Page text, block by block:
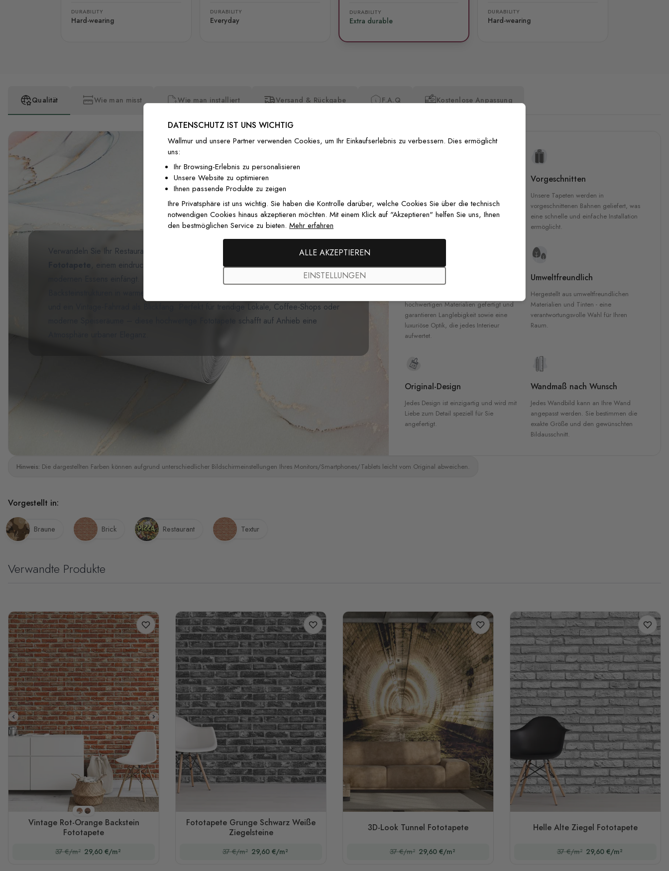
DURABILITY
Hard-wearing
DURABILITY
Everyday
DURABILITY
Extra durable
DURABILITY
Hard-wearing
Qualität Wie man misst Wie man installiert Versand & Rückgabe F.A.Q Kostenlose Anpassung
Verwandeln Sie Ihr Restaurant oder Café mit der
Fahrrad Backsteinwand
Fototapete , einem eindrucksvollen urbanen Design, das den industriellen Chic des
und ein Vintage-Fahrrad als Blickfang. Perfekt für trendige Lokale, Coffee-Shops oder
moderne Speiseräume – diese hochwertige Fototapete schafft auf Anhieb eine
Gedruckt mit GREENGUARD Gold-
zertifizierten Tinten für garantierte
Vorgeschnitten
Unsere Tapeten werden in
vorgeschnittenen Bahnen geliefert, was
eine schnelle und einfache Installation
ermöglicht.
hochwertigen Materialien gefertigt und
garantieren Langlebigkeit sowie eine
luxuriöse Optik, die jedes Interieur
aufwertet.
Umweltfreundlich
Hergestellt aus umweltfreundlichen
Materialien und Tinten - eine
verantwortungsvolle Wahl für Ihren
Raum.
Original-Design
Jedes Design ist einzigartig und wird mit
Liebe zum Detail speziell für Sie
angefertigt.
Wandmaß nach Wunsch
Jedes Wandbild kann an Ihre Wand
angepasst werden. Sie bestimmen die
exakte Größe und den gewünschten
Bildausschnitt.
Hinweis: Die dargestellten Farben können aufgrund unterschiedlicher Bildschirmeinstellungen Ihres Monitors/Smartphones/Tablets leicht vom Original abweichen.
Vorgestellt in:
Braune Brick Restaurant Textur
Verwandte Produkte
Stil 1Stil 2
Vintage Rot-Orange Backstein
Fototapete
37 €/m² 29,60 €/m²
Fototapete Grunge Schwarz Weiße
Ziegelsteine
37 €/m² 29,60 €/m²
3D-Look Tunnel Fototapete
37 €/m² 29,60 €/m²
Helle Alte Ziegel Fototapete
37 €/m² 29,60 €/m²
DATENSCHUTZ IST UNS WICHTIG
Wallmur und unsere Partner verwenden Cookies, um Ihr Einkaufserlebnis zu verbessern. Dies ermöglicht
uns:
Ihr Browsing-Erlebnis zu personalisieren
Unsere Website zu optimieren
Ihnen passende Produkte zu zeigen
Ihre Privatsphäre ist uns wichtig. Sie haben die Kontrolle darüber, welche Cookies Sie über die technisch
notwendigen Cookies hinaus akzeptieren möchten. Mit einem Klick auf "Akzeptieren" helfen Sie uns, Ihnen
den bestmöglichen Service zu bieten. Mehr erfahren
ALLE AKZEPTIEREN
EINSTELLUNGEN